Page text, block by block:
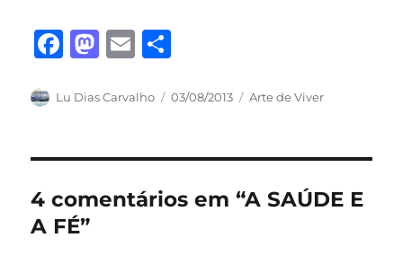
F
c
b
o
o
k
M
st
d
o
n
E
ai a
Autor
Lu Dias Carvalho
Publicado
03/08/2013 Categorias
Arte de Viver
4 comentários em “A SAÚDE E
A FÉ”